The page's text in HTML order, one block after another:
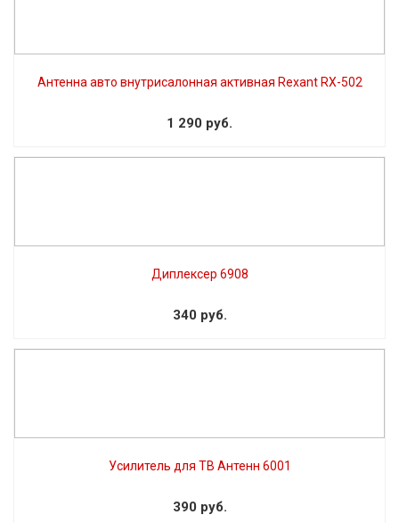
Антенна авто внутрисалонная активная Rexant RX-502
1 290 руб.
Диплексер 6908
340 руб.
Усилитель для ТВ Антенн 6001
390 руб.